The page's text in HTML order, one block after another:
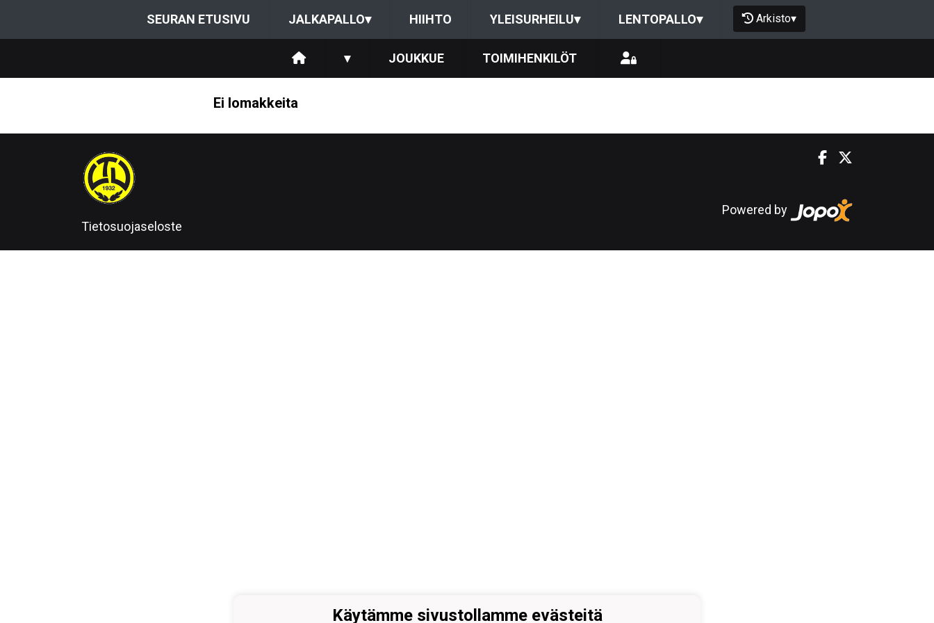
SEURAN ETUSIVU JALKAPALLO▾ HIIHTO YLEISURHEILU▾ LENTOPALLO▾ Arkisto▾
▾ JOUKKUE TOIMIHENKILÖT
Ei lomakkeita
Tietosuojaseloste
Powered by
Käytämme sivustollamme evästeitä